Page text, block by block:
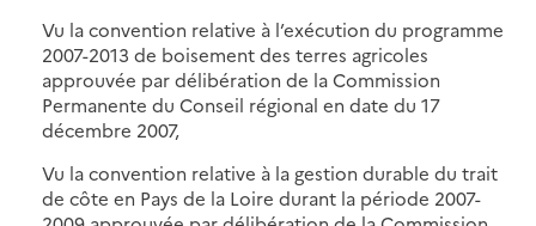
Vu la convention relative à l’exécution du programme
2007-2013 de boisement des terres agricoles
approuvée par délibération de la Commission
Permanente du Conseil régional en date du 17
décembre 2007,
Vu la convention relative à la gestion durable du trait
de côte en Pays de la Loire durant la période 2007-